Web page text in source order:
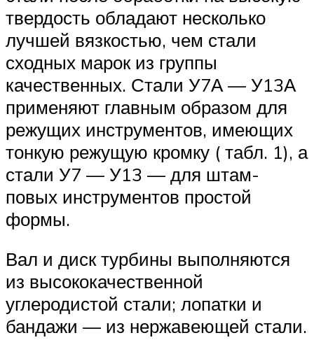
твердость обладают несколько
лучшей вязкостью, чем стали
сходных марок из группы
качественных. Стали У7А — У13А
применяют главным образом для
режущих инструментов, имеющих
тонкую режущую кромку ( табл. 1), а
стали У7 — У13 — для штам-
повых инструментов простой
формы.
Вал и диск турбины выполняются
из высококачественной
углеродистой стали; лопатки и
бандажи — из нержавеющей стали.